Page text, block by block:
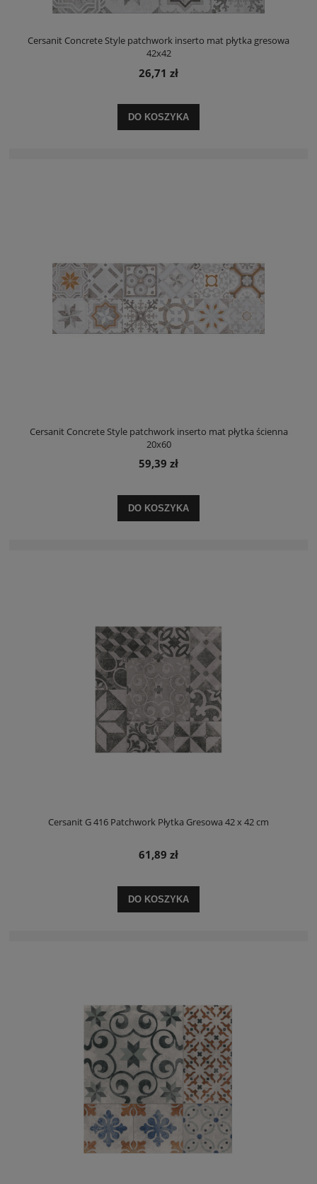
Cersanit Concrete Style patchwork inserto mat płytka gresowa
42x42
26,71 zł
DO KOSZYKA
Cersanit Concrete Style patchwork inserto mat płytka ścienna
20x60
59,39 zł
DO KOSZYKA
Cersanit G 416 Patchwork Płytka Gresowa 42 x 42 cm
61,89 zł
DO KOSZYKA